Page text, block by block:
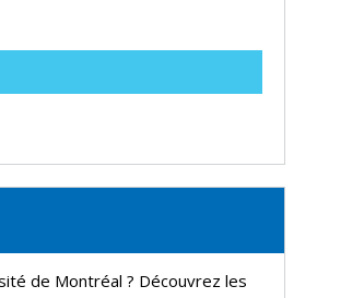
de Montréal ? Découvrez les